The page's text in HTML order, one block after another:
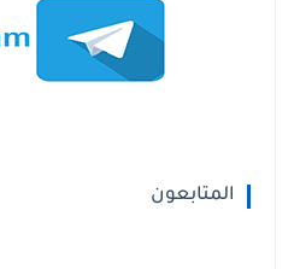
المتابعون